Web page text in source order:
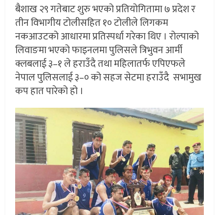
बैशाख २९ गतेबाट शुरु भएको प्रतियोगितामा ७ प्रदेश र
तीन विभागीय टोलीसहित १० टोलीले लिगकम
नकआउटको आधारमा प्रतिस्पर्धा गरेका थिए । रोल्पाको
लिवाङमा भएको फाइनलमा पुलिसले त्रिभुवन आर्मी
क्लबलाई ३–१ ले हराउँदै तथा महिलातर्फ एपिएफले
नेपाल पुलिसलाई ३–० को सहज सेटमा हराउँदै सभामुख
कप हात पारेको हो ।